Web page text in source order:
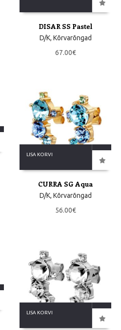
DISAR SS Pastel
D/K, Kõrvarõngad
67.00€
LISA KORVI
CURRA SG Aqua
D/K, Kõrvarõngad
56.00€
LISA KORVI